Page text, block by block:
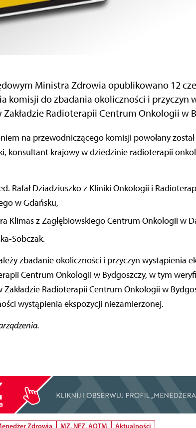
Ministra Zdrowia opublikowano 12
komisji do zbadania okoliczności i przyczyn
Radioterapii Centrum Onkologii w
konsultant krajowy w dziedzinie radioterapii
Rafał Dziadziuszko z Kliniki Onkologii i
w Gdańsku,
Klimas z Zagłębiowskiego Centrum Onkologii w
Sobczak.
zbadanie okoliczności i przyczyn wystąpienia
Centrum Onkologii w Bydgoszczy, w tym
Zakładzie Radioterapii Centrum Onkologii w
wystąpienia ekspozycji niezamierzonej.
Zdrowia MZ, NFZ, AOTM
Aktualności